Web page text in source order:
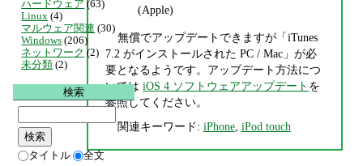
(Apple)
無償でアップデートできますが「iTunes
7.2 がインストールされた PC / Mac」が必
要となるようです。アップデート方法につ
いてはiOS 4 ソフトウェアアップデート を
参照してください。
関連キーワード: iPhone, iPod touch
ハードウェア (63)
Linux (4)
マルウェア関連 (30)
Windows (206)
ネットワーク (2)
未分類 (2)
検索
タイトル 全文